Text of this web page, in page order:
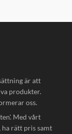
är att
produkter.
oss.
Med vårt
ha rätt pris samt